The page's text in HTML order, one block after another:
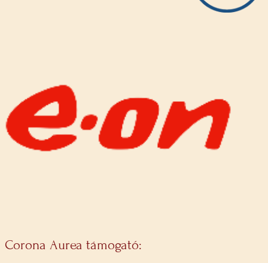
Corona Aurea támogató: